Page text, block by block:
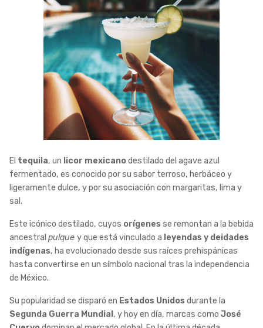
El tequila, un licor mexicanodestilado del agave azul
fermentado, es conocido por su sabor terroso, herbáceo y
ligeramente dulce, y por su asociación con margaritas, lima y
sal.
Este icónico destilado, cuyos orígenes se remontan a la bebida
ancestral pulque y que está vinculado a leyendas y deidades
indígenas, ha evolucionado desde sus raíces prehispánicas
hasta convertirse en un símbolo nacional tras la independencia
de México.
Su popularidad se disparó en Estados Unidos durante la
Segunda Guerra Mundial , y hoy en día, marcas como José